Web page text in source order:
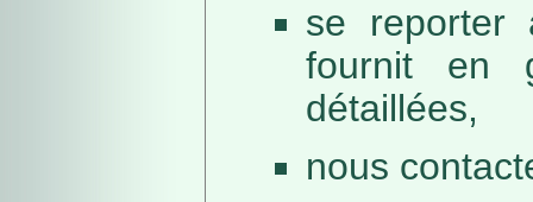
se reporter
fournit en
détaillées,
nous